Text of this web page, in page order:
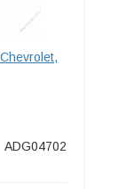
ADG04702